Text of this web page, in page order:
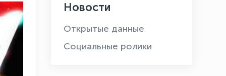
Новости
Открытые данные
Социальные ролики